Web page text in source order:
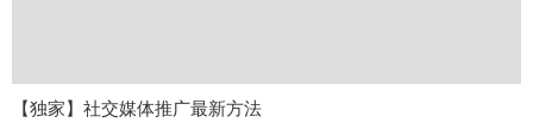
【独家】社交媒体推广最新方法